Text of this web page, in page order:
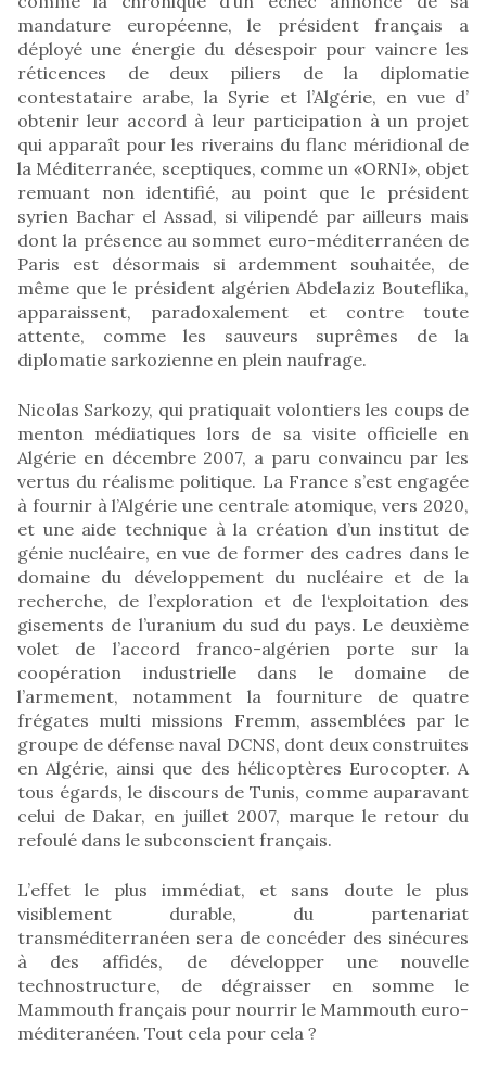
mandature européenne, le président français a
déployé une énergie du désespoir pour vaincre les
réticences de deux piliers de la diplomatie
contestataire arabe, la Syrie et l’Algérie, en vue d’
obtenir leur accord à leur participation à un projet
qui apparaît pour les riverains du flanc méridional de
la Méditerranée, sceptiques, comme un «ORNI», objet
remuant non identifié, au point que le président
syrien Bachar el Assad, si vilipendé par ailleurs mais
dont la présence au sommet euro-méditerranéen de
Paris est désormais si ardemment souhaitée, de
même que le président algérien Abdelaziz Bouteflika,
apparaissent, paradoxalement et contre toute
attente, comme les sauveurs suprêmes de la
diplomatie sarkozienne en plein naufrage.
Nicolas Sarkozy, qui pratiquait volontiers les coups de
menton médiatiques lors de sa visite officielle en
Algérie en décembre 2007, a paru convaincu par les
vertus du réalisme politique. La France s’est engagée
à fournir à l’Algérie une centrale atomique, vers 2020,
et une aide technique à la création d’un institut de
génie nucléaire, en vue de former des cadres dans le
domaine du développement du nucléaire et de la
recherche, de l’exploration et de l‘exploitation des
gisements de l’uranium du sud du pays. Le deuxième
volet de l’accord franco-algérien porte sur la
coopération industrielle dans le domaine de
l’armement, notamment la fourniture de quatre
frégates multi missions Fremm, assemblées par le
groupe de défense naval DCNS, dont deux construites
en Algérie, ainsi que des hélicoptères Eurocopter. A
tous égards, le discours de Tunis, comme auparavant
celui de Dakar, en juillet 2007, marque le retour du
refoulé dans le subconscient français.
L’effet le plus immédiat, et sans doute le plus
visiblement durable, du partenariat
transméditerranéen sera de concéder des sinécures
à des affidés, de développer une nouvelle
technostructure, de dégraisser en somme le
Mammouth français pour nourrir le Mammouth euro-
méditeranéen. Tout cela pour cela ?